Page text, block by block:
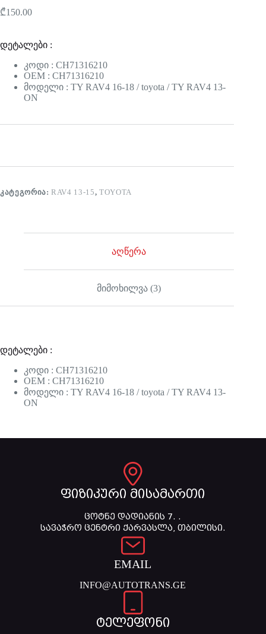
₾150.00
დეტალები :
კოდი : CH71316210
OEM : CH71316210
მოდელი : TY RAV4 16-18 / toyota / TY RAV4 13-
ON
ᲙᲐᲢᲔᲒᲝᲠᲘᲐ:RAV4 13-15, TOYOTA
აღწერა
მიმოხილვა (3)
დეტალები :
კოდი : CH71316210
OEM : CH71316210
მოდელი : TY RAV4 16-18 / toyota / TY RAV4 13-
ON
ფიზიკური მისამართი
ცოტნე დადიანის 7. .
სავაჭრო ცენტრი ქარვასლა, თბილისი.
EMAIL
INFO@AUTOTRANS.GE
ტელეფონი